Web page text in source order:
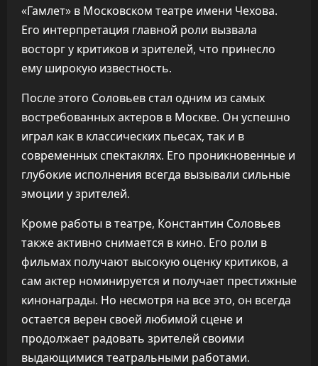
«Гамлет» в Московском театре имени Чехова.
Его интерпретация главной роли вызвала
восторг у критиков и зрителей, что принесло
ему широкую известность.
После этого Соловьев стал одним из самых
востребованных актеров в Москве. Он успешно
играл как в классических пьесах, так и в
современных спектаклях. Его проникновенные и
глубокие исполнения всегда вызывали сильные
эмоции у зрителей.
Кроме работы в театре, Константин Соловьев
также активно снимается в кино. Его роли в
фильмах получают высокую оценку критиков, а
сам актер номинируется и получает престижные
кинонаграды. Но несмотря на все это, он всегда
остается верен своей любимой сцене и
продолжает радовать зрителей своими
выдающимися театральными работами.